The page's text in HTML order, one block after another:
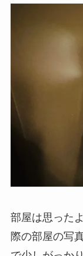
部屋は思った
際の部屋の写